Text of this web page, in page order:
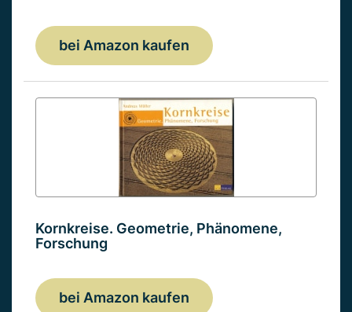
bei Amazon kaufen
Kornkreise. Geometrie, Phänomene,
Forschung
bei Amazon kaufen